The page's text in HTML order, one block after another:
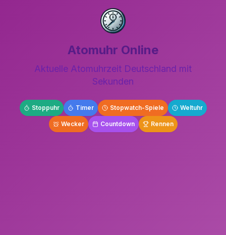
Atomuhr Online
Aktuelle Atomuhrzeit Deutschland mit
Sekunden
Stoppuhr Timer Stopwatch-Spiele Weltuhr
Wecker Countdown Rennen